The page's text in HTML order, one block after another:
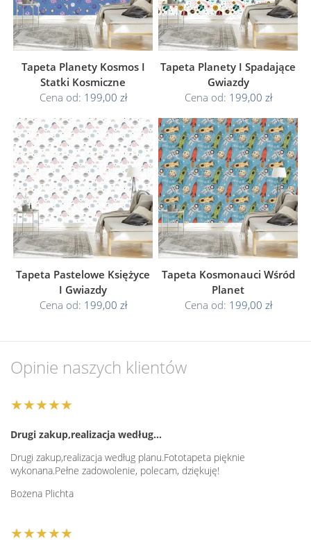
Tapeta Planety Kosmos I
Statki Kosmiczne
Cena od: 199,00 zł
Tapeta Planety I Spadające
Gwiazdy
Cena od: 199,00 zł
Tapeta Pastelowe Księżyce
I Gwiazdy
Cena od: 199,00 zł
Tapeta Kosmonauci Wśród
Planet
Cena od: 199,00 zł
Opinie naszych klientów
★★★★★
Drugi zakup,realizacja według…
Drugi zakup,realizacja według planu.Fototapeta pięknie
wykonana.Pełne zadowolenie, polecam, dziękuję!
Bożena Plichta
★★★★★